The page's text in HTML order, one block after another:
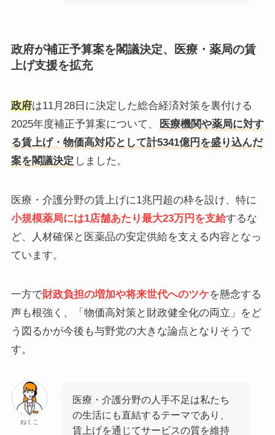
政府が補正予算案を閣議決定、医療・薬局の賃
上げ支援を拡充
政府は11月28日に決定した総合経済対策を裏付ける
2025年度補正予算案について、
医療機関や薬局に対す
る賃上げ・物価高対応として計5341億円を盛り込んだ
案を閣議決定 しました。
医療・介護分野の賃上げに1兆円超の枠を設け、特に
小規模薬局には1店舗あたり最大23万円を支給するな
ど、人材確保と医薬品の安定供給を支える内容となっ
ています。
一方で財政負担の増加や将来世代へのツケを懸念する
声も根強く、「物価高対策と財政健全化の両立」をど
う図るかが今後も与野党の大きな論点となりそうで
す。
ねくこ
医療・介護分野の人手不足は私たち
の生活にも直結するテーマであり、
賃上げを通じてサービスの質を維持